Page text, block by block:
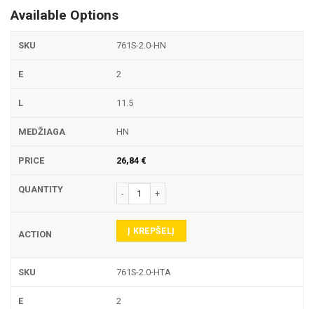
Available Options
761S-2.0-HN
2
11.5
HN
26,84 €
produkto kiekis: 761S TEKINIMO PLOKŠTELĖ
Į KREPŠELĮ
761S-2.0-HTA
2